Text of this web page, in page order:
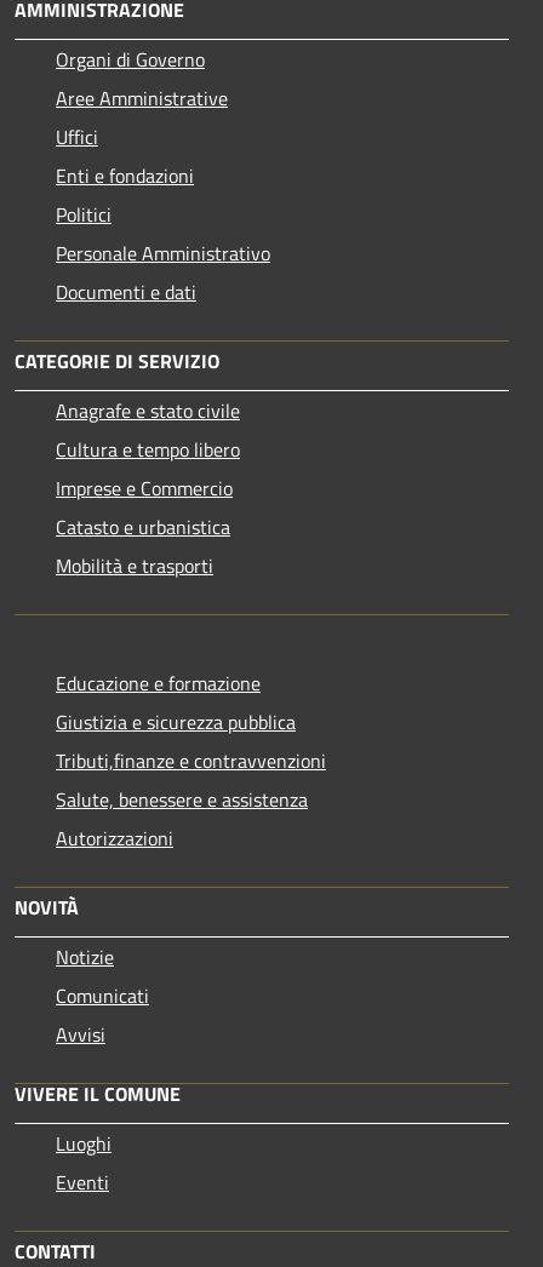
AMMINISTRAZIONE
Organi di Governo
Aree Amministrative
Uffici
Enti e fondazioni
Politici
Personale Amministrativo
Documenti e dati
CATEGORIE DI SERVIZIO
Anagrafe e stato civile
Cultura e tempo libero
Imprese e Commercio
Catasto e urbanistica
Mobilità e trasporti
Educazione e formazione
Giustizia e sicurezza pubblica
Tributi,finanze e contravvenzioni
Salute, benessere e assistenza
Autorizzazioni
NOVITÀ
Notizie
Comunicati
Avvisi
VIVERE IL COMUNE
Luoghi
Eventi
CONTATTI